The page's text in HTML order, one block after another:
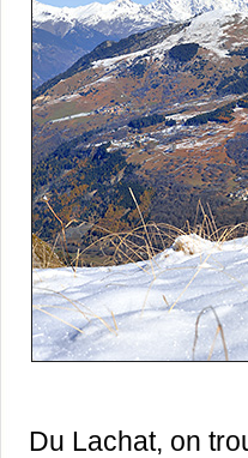
Du Lachat, on